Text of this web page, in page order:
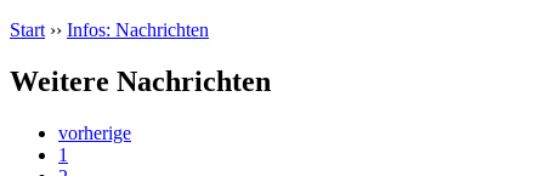
Start ›› Infos: Nachrichten
Weitere Nachrichten
vorherige
1